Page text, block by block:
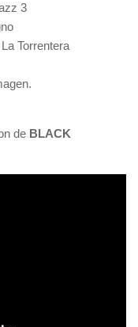
3
Torrentera
de BLACK